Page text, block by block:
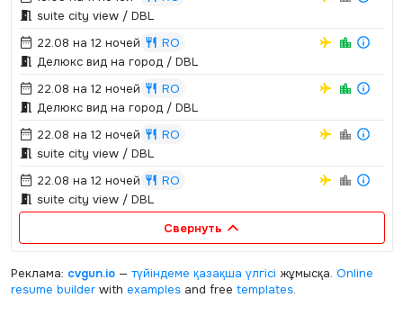
suite city view / DBL
22.08 на 12 ночей
RO
Делюкс вид на город / DBL
22.08 на 12 ночей
RO
Делюкс вид на город / DBL
22.08 на 12 ночей
RO
suite city view / DBL
22.08 на 12 ночей
RO
suite city view / DBL
Свернуть
Реклама: cvgun.io— түйіндеме қазақша үлгісі жұмысқа. Online
resume builderwith examplesand free templates.